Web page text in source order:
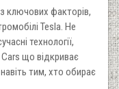
ключових факторів,
Tesla. Не
технології,
що відкриває
тим, хто обирає